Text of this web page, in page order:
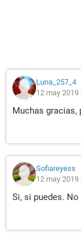
Luna_257_4
12 may 2019
Muchas gracias,
Sofiareyess
12 may 2019
Si, si puedes.